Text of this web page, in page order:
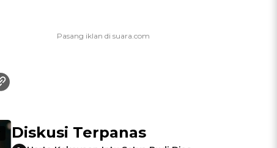
Diskusi Terpanas